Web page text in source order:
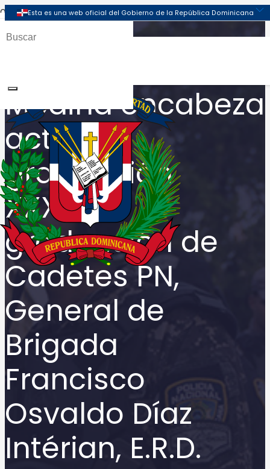
Medina encabeza
acto de
graduación
XXXVIII
graduación de
Cadetes PN,
General de
Brigada
Francisco
Osvaldo Díaz
Intérian, E.R.D.